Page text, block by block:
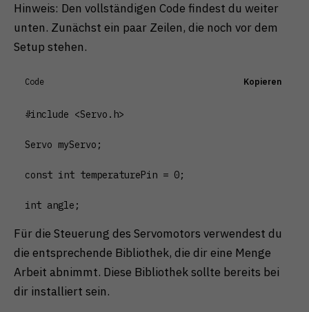
Hinweis: Den vollständigen Code findest du weiter
unten. Zunächst ein paar Zeilen, die noch vor dem
Setup stehen.
Code Kopieren
#include <Servo.h>
Servo myServo;
const int temperaturePin = 0;
Für die Steuerung des Servomotors verwendest du
die entsprechende Bibliothek, die dir eine Menge
Arbeit abnimmt. Diese Bibliothek sollte bereits bei
dir installiert sein.